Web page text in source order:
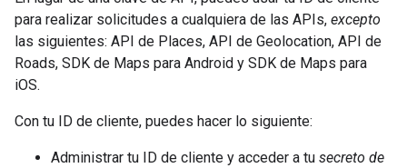
para realizar solicitudes a cualquiera de las APIs, excepto
las siguientes: API de Places, API de Geolocation, API de
Roads, SDK de Maps para Android y SDK de Maps para
iOS.
Con tu ID de cliente, puedes hacer lo siguiente:
Administrar tu ID de cliente y acceder a tu secreto de